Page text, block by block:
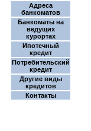
Адреса
банкоматов
Банкоматы на
ведущих
курортах
Ипотечный
кредит
Потребительский
кредит
Другие виды
кредитов
Контакты